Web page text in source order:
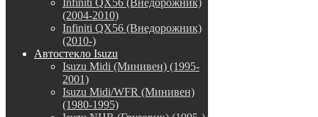
(2004-2010)
Infiniti QX56 (Внедорожник)
(2010-)
Автостекло Isuzu
Isuzu Midi (Минивен) (1995-
2001)
Isuzu Midi/WFR (Минивен)
(1980-1995)